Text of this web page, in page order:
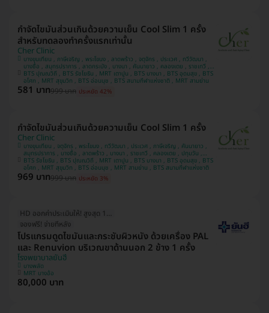
กำจัดไขมันส่วนเกินด้วยความเย็น Cool Slim 1 ครั้ง
สำหรับทดลองทำครั้งแรกเท่านั้น
Cher Clinic
บางขุนเทียน , ภาษีเจริญ , พระโขนง , ลาดพร้าว , จตุจักร , ประเวศ , ทวีวัฒนา ,
บางซื่อ , สมุทรปราการ , ลาดกระบัง , บางนา , คันนายาว , คลองเตย , ราชเทวี ,
ปทุมวัน , บางแค
BTS ปุณณวิถี , BTS รัชโยธิน , MRT เตาปูน , BTS บางนา , BTS อุดมสุข , BTS
อโศก , MRT สุขุมวิท , BTS อ่อนนุช , BTS สนามกีฬาแห่งชาติ , MRT สามย่าน
581 บาท999 บาท ประหยัด 42%
กำจัดไขมันส่วนเกินด้วยความเย็น Cool Slim 1 ครั้ง
Cher Clinic
บางขุนเทียน , จตุจักร , พระโขนง , ทวีวัฒนา , ประเวศ , ภาษีเจริญ , คันนายาว ,
สมุทรปราการ , บางซื่อ , ลาดพร้าว , บางนา , ราชเทวี , คลองเตย , ปทุมวัน ,
ลาดกระบัง , บางแค
BTS รัชโยธิน , BTS ปุณณวิถี , MRT เตาปูน , BTS บางนา , BTS อุดมสุข , BTS
อโศก , MRT สุขุมวิท , BTS อ่อนนุช , MRT สามย่าน , BTS สนามกีฬาแห่งชาติ
969 บาท999 บาท ประหยัด 3%
HD ออกค่าประเมินให้! สูงสุด 1500 บ.
จองฟรี! จ่ายทีหลัง
โปรแกรมดูดไขมันและกระชับผิวหนัง ด้วยเครื่อง PAL
และ Renuvion บริเวณขาด้านนอก 2 ข้าง 1 ครั้ง
โรงพยาบาลยันฮี
บางพลัด
MRT บางอ้อ
80,000 บาท